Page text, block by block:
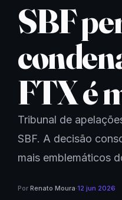
SBF
FTX é
Tribunal de
SBF. A decisão
mais emblemáticos
Por Renato Moura·12 jun 2026